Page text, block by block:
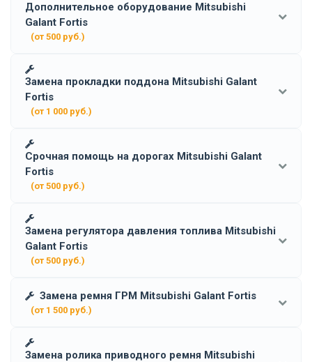
Дополнительное оборудование Mitsubishi
Galant Fortis
(от 500 руб.)
Замена прокладки поддона Mitsubishi Galant
Fortis
(от 1 000 руб.)
Срочная помощь на дорогах Mitsubishi Galant
Fortis
(от 500 руб.)
Замена регулятора давления топлива Mitsubishi
Galant Fortis
(от 500 руб.)
Замена ремня ГРМ Mitsubishi Galant Fortis
(от 1 500 руб.)
Замена ролика приводного ремня Mitsubishi